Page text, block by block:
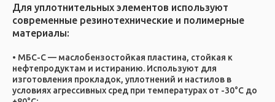
Для уплотнительных элементов используют
современные резинотехнические и полимерные
материалы:
МБС-С — маслобензостойкая пластина, стойкая к
нефтепродуктам и истиранию. Используют для
изготовления прокладок, уплотнений и настилов в
условиях агрессивных сред при температурах от -30°C до